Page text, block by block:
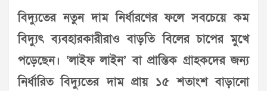
বিদ্যুতের নতুন দাম নির্ধারণের ফলে সবচেয়ে কম
বিদ্যুৎ ব্যবহারকারীরাও বাড়তি বিলের চাপের মুখে
পড়েছেন। ‘লাইফ লাইন’ বা প্রান্তিক গ্রাহকদের জন্য
নির্ধারিত বিদ্যুতের দাম প্রায় ১৫ শতাংশ বাড়ানো